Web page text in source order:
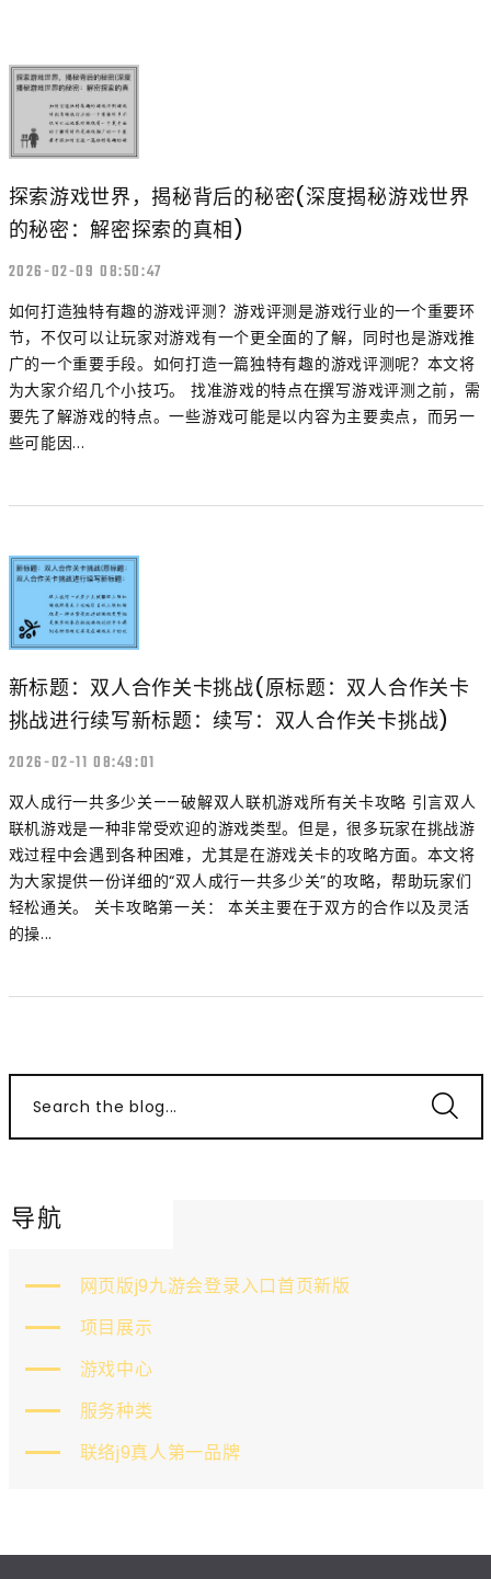
探索游戏世界，揭秘背后的秘密(深度揭秘游戏世界
的秘密：解密探索的真相)
2026-02-09 08:50:47
如何打造独特有趣的游戏评测？游戏评测是游戏行业的一个重要环
节，不仅可以让玩家对游戏有一个更全面的了解，同时也是游戏推
广的一个重要手段。如何打造一篇独特有趣的游戏评测呢？本文将
为大家介绍几个小技巧。 找准游戏的特点在撰写游戏评测之前，需
要先了解游戏的特点。一些游戏可能是以内容为主要卖点，而另一
些可能因...
新标题：双人合作关卡挑战(原标题：双人合作关卡
挑战进行续写新标题：续写：双人合作关卡挑战)
2026-02-11 08:49:01
双人成行一共多少关——破解双人联机游戏所有关卡攻略 引言双人
联机游戏是一种非常受欢迎的游戏类型。但是，很多玩家在挑战游
戏过程中会遇到各种困难，尤其是在游戏关卡的攻略方面。本文将
为大家提供一份详细的“双人成行一共多少关”的攻略，帮助玩家们
轻松通关。 关卡攻略第一关： 本关主要在于双方的合作以及灵活
的操...
Search the blog...
导航
网页版j9九游会登录入口首页新版
项目展示
游戏中心
服务种类
联络j9真人第一品牌